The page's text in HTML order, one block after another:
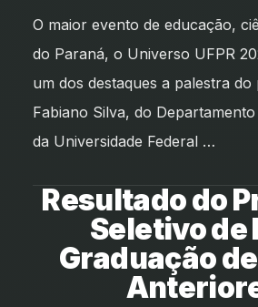
O maior evento de educação,
do Paraná, o Universo UFPR
um dos destaques a palestra
Fabiano Silva, do
da Universidade Federal …
Resultado do
Seletivo de
Graduação